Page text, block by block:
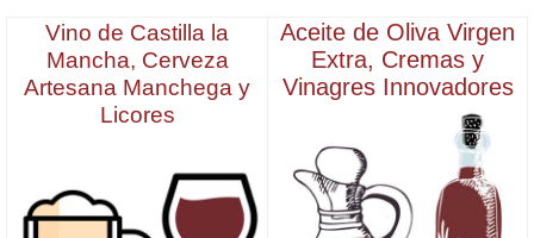
Vino de Castilla la
Mancha, Cerveza
Artesana Manchega y
Licores
Aceite de Oliva Virgen
Extra, Cremas y
Vinagres Innovadores